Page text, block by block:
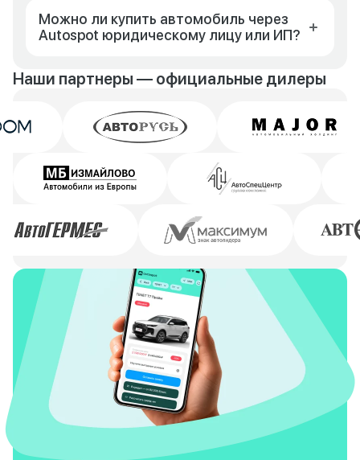
Можно ли купить автомобиль через
Autospot юридическому лицу или ИП?
Наши партнеры — официальные дилеры